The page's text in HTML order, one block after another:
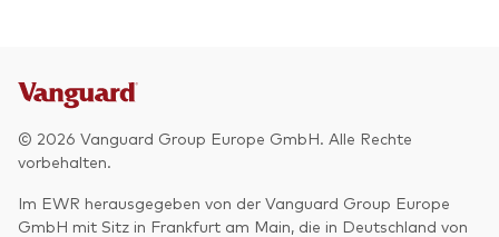
© 2026 Vanguard Group Europe GmbH. Alle Rechte
vorbehalten.
Im EWR herausgegeben von der Vanguard Group Europe
GmbH mit Sitz in Frankfurt am Main, die in Deutschland von